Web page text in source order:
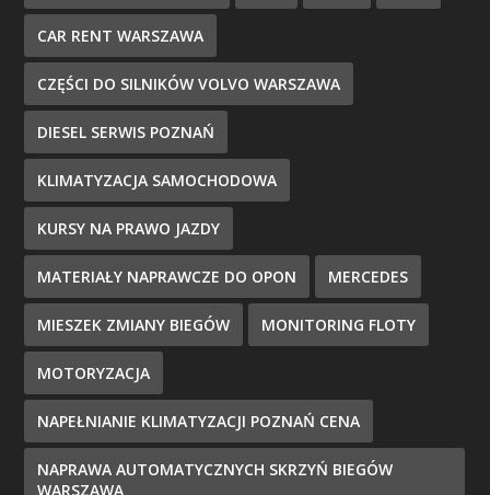
CAR RENT WARSZAWA
CZĘŚCI DO SILNIKÓW VOLVO WARSZAWA
DIESEL SERWIS POZNAŃ
KLIMATYZACJA SAMOCHODOWA
KURSY NA PRAWO JAZDY
MATERIAŁY NAPRAWCZE DO OPON MERCEDES
MIESZEK ZMIANY BIEGÓW MONITORING FLOTY
MOTORYZACJA
NAPEŁNIANIE KLIMATYZACJI POZNAŃ CENA
NAPRAWA AUTOMATYCZNYCH SKRZYŃ BIEGÓW
WARSZAWA